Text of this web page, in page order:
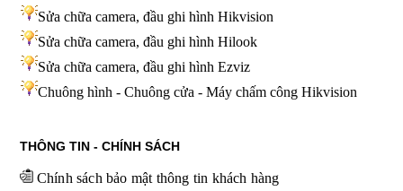
Sửa chữa camera, đầu ghi hình Hikvision
Sửa chữa camera, đầu ghi hình Hilook
Sửa chữa camera, đầu ghi hình Ezviz
Chuông hình - Chuông cửa - Máy chấm công Hikvision
THÔNG TIN - CHÍNH SÁCH
Chính sách bảo mật thông tin khách hàng